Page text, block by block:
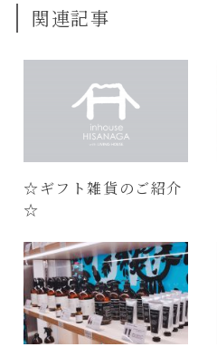
関連記事
☆ギフト雑貨のご紹介
☆